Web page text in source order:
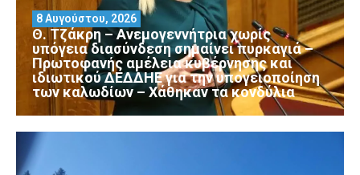
Θ. Τζάκρη – Ανεμογεννήτρια χωρίς
υπόγεια διασύνδεση σημαίνει πυρκαγιά –
Πρωτοφανής αμέλεια κυβέρνησης και
ιδιωτικού ΔΕΔΔΗΕ για την υπογειοποίηση
των καλωδίων – Χάθηκαν τα κονδύλια
8 Αυγούστου, 2026